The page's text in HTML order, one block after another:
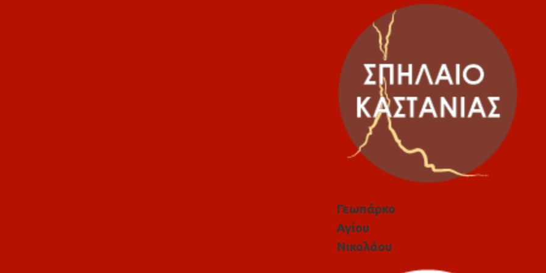
Γεωπάρκο
Αγίου
Νικολάου